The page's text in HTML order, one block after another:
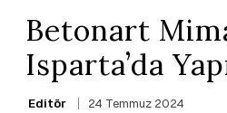
Betonart
Isparta’da
Editör 24 Temmuz 2024